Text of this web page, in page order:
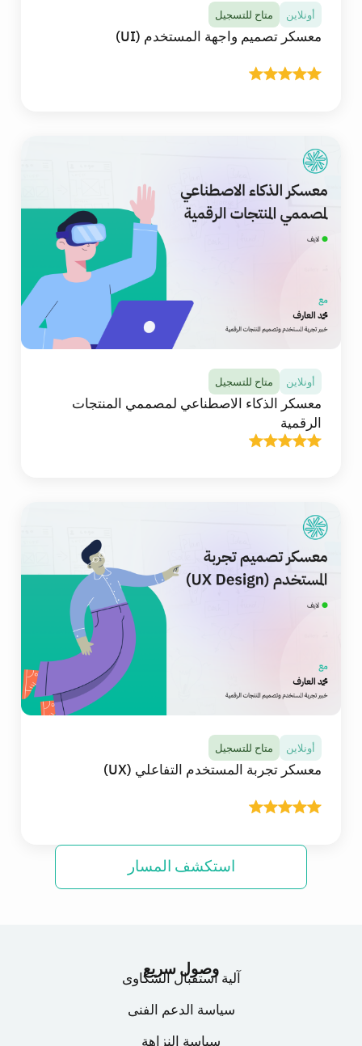
أونلاين متاح للتسجيل
معسكر تصميم واجهة المستخدم (UI)
معسكر تصميم واجهة المستخدم (UI)
المحتوى التعليمي التفاعلي المباشر عالي الجودة عبر
الانترنت، وستتعلم وتطبق أساسيات التصميم البصري
وقواعد قابلية الاستخدام وإمكانية الوصول، وتُتقن
استخدام فيجما (Figma) لتصميم واجهات الجوال
والويب باحترافية.
تفاصيل المعسكر
أونلاين متاح للتسجيل
معسكر الذكاء الاصطناعي لمصممي المنتجات
الرقمية
معسكر الذكاء الاصطناعي لمصممي المنتجات الرقمية
في هذا المعسكر ستتلقى أكثر من 20 ساعة من
المحتوى التعليمي التفاعلي المباشر عالي الجودة عبر
الانترنت، وستتعلم وتطبق توظيف أدوات الذكاء
الاصطناعي في عملك التصميمي، من توليد الأفكار
وبناء النماذج الأولية إلى تصميم تجارب ذكية تعتمد على
وكلاء (AI Agents).
أونلاين متاح للتسجيل
معسكر تجربة المستخدم التفاعلي (UX)
متاح للتسجيل
الانترنت، وستتعلم وتطبق منهجية متكاملة في أبحاث
المستخدم وتحليل البيانات وبناء الحلول التصميمية
وصولاً إلى أول نموذج أولي (Wireframe).
تفاصيل المعسكر
استكشف المسار
وصول سريع
آلية استقبال الشكاوى
سياسة الدعم الفنى
سياسة النزاهة